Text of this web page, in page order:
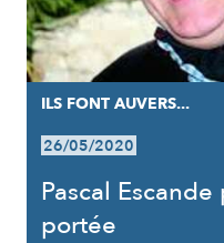
ILS FONT AUVERS...
26/05/2020
Pascal
portée